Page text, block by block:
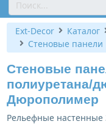
Ext-Decor Каталог
Стеновые панели
Стеновые
полиуретана/
Дюрополимер
Рельефные настенные